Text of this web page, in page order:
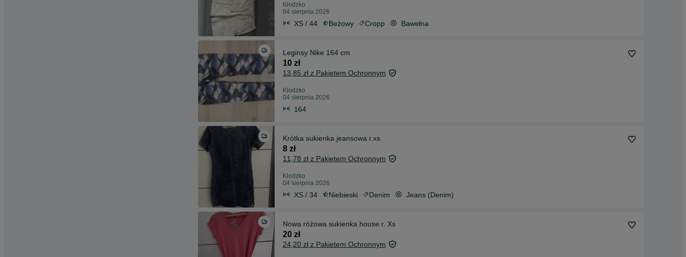
Kłodzko
04 sierpnia 2026
XS / 44 Beżowy Cropp Bawełna
Leginsy Nike 164 cm
10 zł
13,85 zł z Pakietem Ochronnym
Kłodzko
04 sierpnia 2026
164
Krótka sukienka jeansowa r.xs
8 zł
11,78 zł z Pakietem Ochronnym
Kłodzko
04 sierpnia 2026
XS / 34 Niebieski Denim Jeans (Denim)
Nowa różowa sukienka house r. Xs
20 zł
24,20 zł z Pakietem Ochronnym